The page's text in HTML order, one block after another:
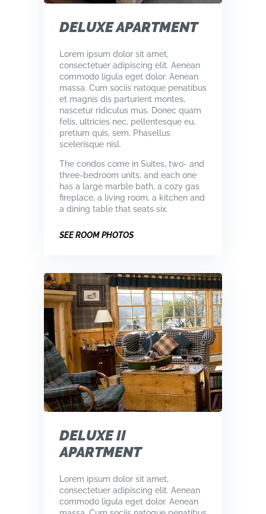
DELUXE APARTMENT
Lorem ipsum dolor sit amet,
consectetuer adipiscing elit. Aenean
commodo ligula eget dolor. Aenean
massa. Cum sociis natoque penatibus
et magnis dis parturient montes,
nascetur ridiculus mus. Donec quam
felis, ultricies nec, pellentesque eu,
pretium quis, sem. Phasellus
scelerisque nisl.
The condos come in Suites, two- and
three-bedroom units, and each one
has a large marble bath, a cozy gas
fireplace, a living room, a kitchen and
a dining table that seats six.
SEE ROOM PHOTOS
DELUXE II
APARTMENT
Lorem ipsum dolor sit amet,
consectetuer adipiscing elit. Aenean
commodo ligula eget dolor. Aenean